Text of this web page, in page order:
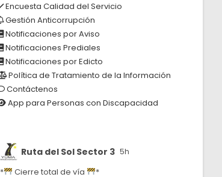
Encuesta Calidad del Servicio
Gestión Anticorrupción
Notificaciones por Aviso
Notificaciones Prediales
Notificaciones por Edicto
Política de Tratamiento de la Información
Contáctenos
App para Personas con Discapacidad
Ruta del Sol Sector 3 5h
* Cierre total de vía
*